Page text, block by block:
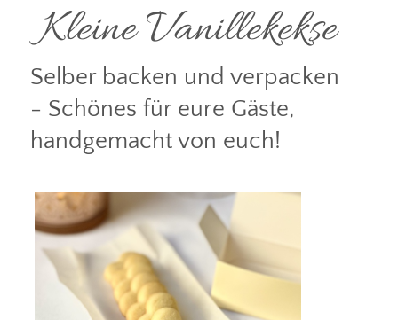
Kleine Vanillekekse
Selber backen und verpacken
- Schönes für eure Gäste,
handgemacht von euch!